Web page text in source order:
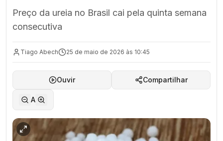
Preço da ureia no Brasil cai pela quinta semana
consecutiva
Tiago Abech 25 de maio de 2026 às 10:45
Ouvir Compartilhar
A